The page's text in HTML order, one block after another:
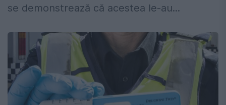
se demonstrează că acestea le-au...